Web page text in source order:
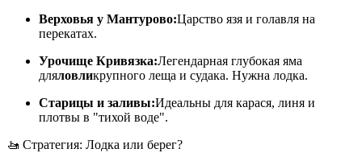
Верховья у Мантурово:Царство язя и голавля на
перекатах.
Урочище Кривязка:Легендарная глубокая яма
дляловликрупного леща и судака. Нужна лодка.
Старицы и заливы:Идеальны для карася, линя и
плотвы в "тихой воде".
🚤 Стратегия: Лодка или берег?